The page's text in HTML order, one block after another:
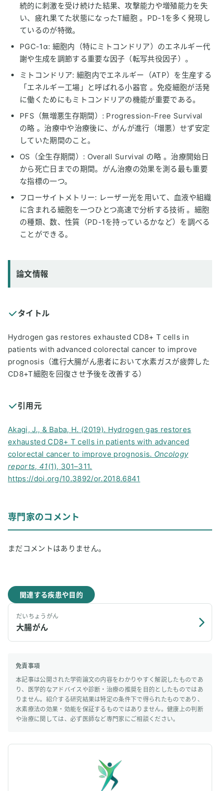
続的に刺激を受け続けた結果、攻撃能力や増殖能力を失
い、疲れ果てた状態になったT細胞 。PD-1を多く発現し
ているのが特徴。
PGC-1α: 細胞内（特にミトコンドリア）のエネルギー代
謝や生成を調節する重要な因子（転写共役因子）。
ミトコンドリア: 細胞内でエネルギー（ATP）を生産する
「エネルギー工場」と呼ばれる小器官 。免疫細胞が活発
に働くためにもミトコンドリアの機能が重要である。
PFS（無増悪生存期間）: Progression-Free Survival
の略 。治療中や治療後に、がんが進行（増悪）せず安定
していた期間のこと。
OS（全生存期間）: Overall Survival の略 。治療開始日
から死亡日までの期間。がん治療の効果を測る最も重要
な指標の一つ。
フローサイトメトリー: レーザー光を用いて、血液や組織
に含まれる細胞を一つひとつ高速で分析する技術 。細胞
の種類、数、性質（PD-1を持っているかなど）を調べる
ことができる。
論文情報
タイトル
Hydrogen gas restores exhausted CD8+ T cells in
patients with advanced colorectal cancer to improve
prognosis（進行大腸がん患者において水素ガスが疲弊した
CD8+T細胞を回復させ予後を改善する）
引用元
Akagi, J., & Baba, H. (2019). Hydrogen gas restores
exhausted CD8+ T cells in patients with advanced
colorectal cancer to improve prognosis. Oncology
reports, 41(1), 301–311.
https://doi.org/10.3892/or.2018.6841
専門家のコメント
まだコメントはありません。
関連する疾患や目的
だいちょうがん
大腸がん
免責事項
本記事は公開された学術論文の内容をわかりやすく解説したものであ
り、医学的なアドバイスや診断・治療の推奨を目的としたものではあ
りません。紹介する研究結果は特定の条件下で得られたものであり、
水素療法の効果・効能を保証するものではありません。健康上の判断
や治療に関しては、必ず医師など専門家にご相談ください。